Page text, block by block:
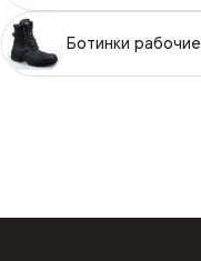
Ботинки рабочие